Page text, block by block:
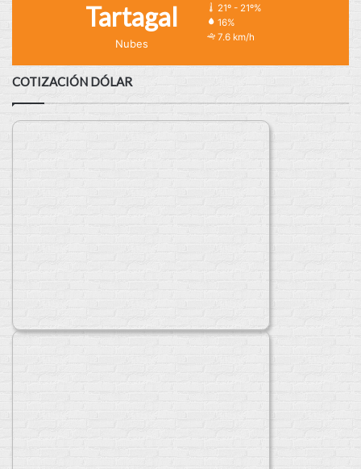
Tartagal
Nubes
21º - 21º%
16%
7.6 km/h
COTIZACIÓN DÓLAR